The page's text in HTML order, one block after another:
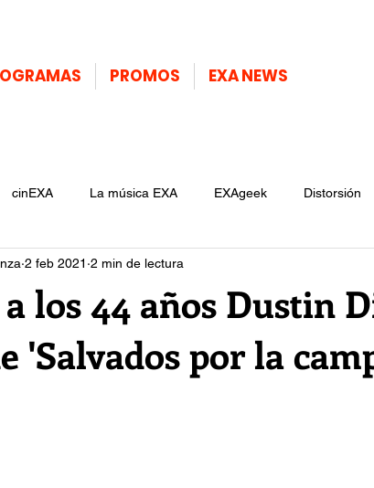
PROMOS EXA NEWS
cinEXA La música EXA EXAgeek Distorsión
los 44 años Dustin
'Salvados por la
2 feb 2021 2 min de lectura